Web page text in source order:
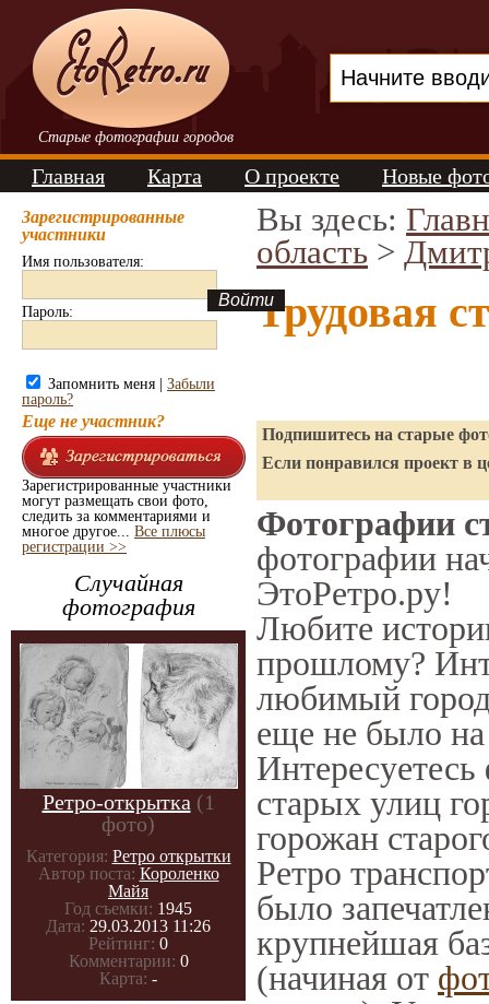
Старые фотографии городов
Главная Карта О проекте Новые
Зарегистрированные
участники
Имя пользователя:
Пароль:
Запомнить меня | Забыли
пароль?
Еще не участник?
Зарегистрированные участники
могут размещать свои фото,
следить за комментариями и
многое другое... Все плюсы
регистрации >>
Случайная
фотография
Ретро-открытка (1
фото)
Категория: Ретро открытки
Автор поста: Короленко
Майя
Год съемки: 1945
Дата: 29.03.2013 11:26
Рейтинг: 0
Комментарии: 0
Карта: -
Вы здесь:
область >
Трудовая
Подпишитесь на старые
Если понравился проект в
Фотографии
фотографии
ЭтоРетро.ру!
Любите
прошлому?
любимый
еще не было на
Интересуетесь
старых улиц
горожан
Ретро
было
крупнейшая
(начиная от